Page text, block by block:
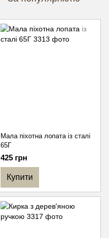
Мала піхотна лопата із сталі
65Г
425 грн
Купити